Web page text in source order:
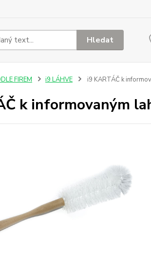
Hledat
FIREM i9 LÁHVE i9 KARTÁČ k
k informovaným